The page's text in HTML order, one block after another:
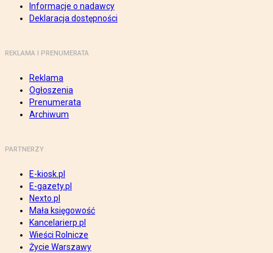
Informacje o nadawcy
Deklaracja dostępności
REKLAMA I PRENUMERATA
Reklama
Ogłoszenia
Prenumerata
Archiwum
PARTNERZY
E-kiosk.pl
E-gazety.pl
Nexto.pl
Mała księgowość
Kancelarierp.pl
Wieści Rolnicze
Życie Warszawy